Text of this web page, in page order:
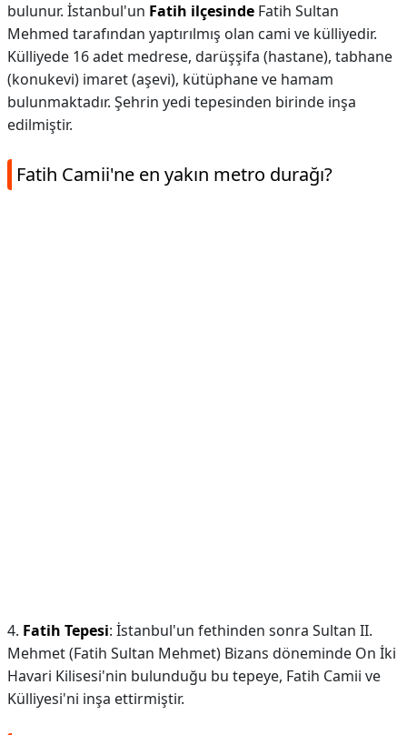
bulunur. İstanbul'un Fatih ilçesinde Fatih Sultan
Mehmed tarafından yaptırılmış olan cami ve külliyedir.
Külliyede 16 adet medrese, darüşşifa (hastane), tabhane
(konukevi) imaret (aşevi), kütüphane ve hamam
bulunmaktadır. Şehrin yedi tepesinden birinde inşa
edilmiştir.
Fatih Camii'ne en yakın metro durağı?
4. Fatih Tepesi: İstanbul'un fethinden sonra Sultan II.
Mehmet (Fatih Sultan Mehmet) Bizans döneminde On İki
Havari Kilisesi'nin bulunduğu bu tepeye, Fatih Camii ve
Külliyesi'ni inşa ettirmiştir.